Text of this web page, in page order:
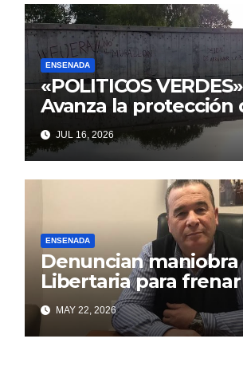
ENSENADA
«POLITICOS
Avanza la protección
Paseo Costero de
frente a intentos de
con trasfondo
JUL 16, 2026
ENSENADA
Denuncian maniobra
Libertaria para
obra que beneficia a
puntalarenses
MAY 22, 2026